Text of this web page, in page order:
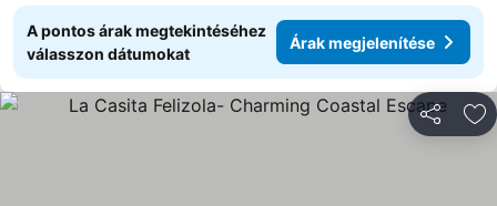
A pontos árak megtekintéséhez
válasszon dátumokat
Árak megjelenítése